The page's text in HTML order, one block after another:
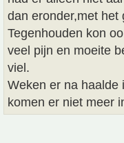
dan eronder,met het
Tegenhouden kon
veel pijn en moeite
viel.
Weken er na haalde
komen er niet meer